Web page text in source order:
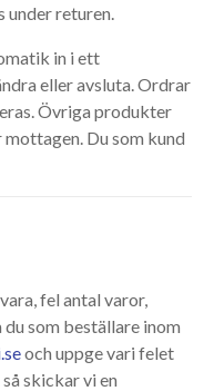
under returen.
in i ett
eller avsluta. Ordrar
Övriga produkter
Du som kund
fel antal varor,
som beställare inom
och uppge vari felet
skickar vi en